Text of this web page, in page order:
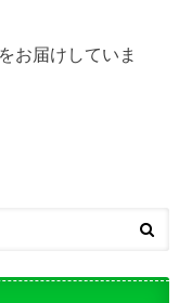
お届けしていま